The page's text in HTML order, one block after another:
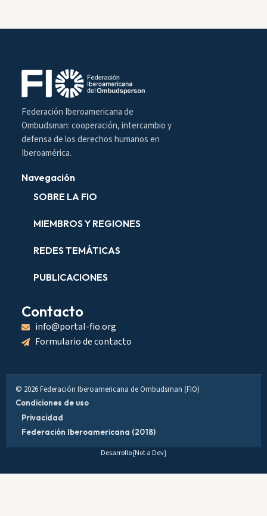
Federación Iberoamericana de
Ombudsman: cooperación, intercambio y
defensa de los derechos humanos en
Iberoamérica.
Navegación
SOBRE LA FIO
MIEMBROS Y REGIONES
REDES TEMÁTICAS
PUBLICACIONES
Contacto
info@portal-fio.org
Formulario de contacto
© 2026 Federación Iberoamericana de Ombudsman (FIO)
Condiciones de uso
Privacidad
Federación Iberoamericana (2018)
Desarrollo{Not a Dev}